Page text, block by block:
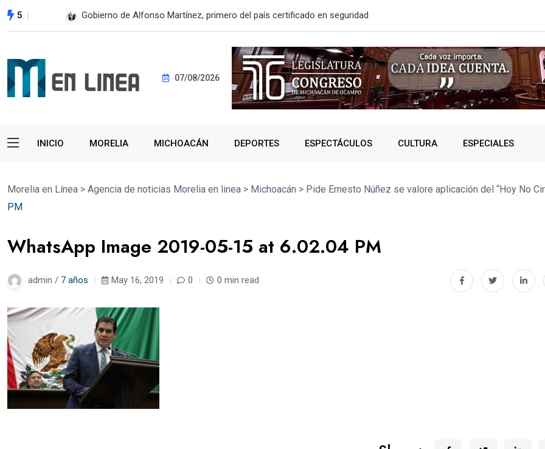
5 En 2do Año de Gobierno, Alfonso Martínez consolidó acceso a
07/08/2026
INICIO MORELIA MICHOACÁN DEPORTES ESPECTÁCULOS CULTURA ESPECIALES
Morelia en Línea > Agencia de noticias Morelia en linea > Michoacán > Pide Ernesto Núñez se valore aplicación del “Hoy No
PM
WhatsApp Image 2019-05-15 at 6.02.04 PM
admin / 7 años May 16, 2019 0 0 min read